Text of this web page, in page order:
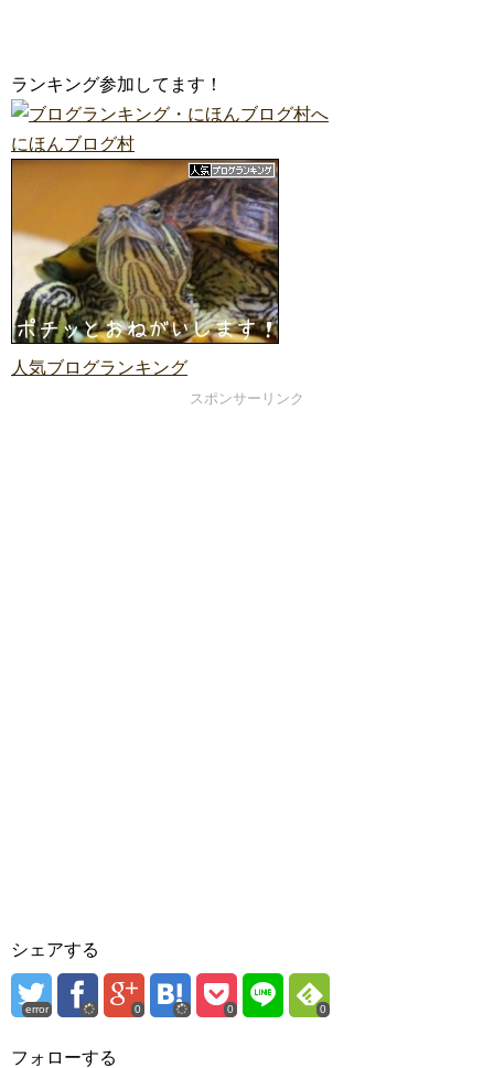
ランキング参加してます！
にほんブログ村
人気ブログランキング
スポンサーリンク
シェアする
error 0 0 0
フォローする